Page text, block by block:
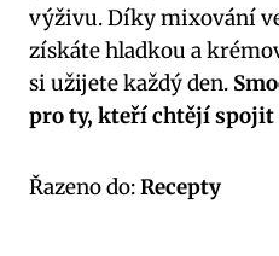
výživu. Díky mixování
získáte hladkou a
si užijete každý den.
pro ty, kteří chtějí
Řazeno do:Recepty